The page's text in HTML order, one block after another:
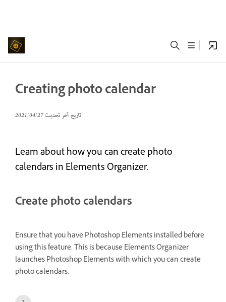
Creating photo calendar
تاريخ آخر تحديث27‏/04‏/2021
Learn about how you can create photo
calendars in Elements Organizer.
Create photo calendars
Ensure that you have Photoshop Elements installed before
using this feature. This is because Elements Organizer
launches Photoshop Elements with which you can create
photo calendars.